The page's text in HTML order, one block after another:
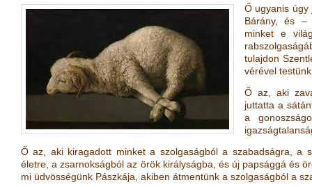
Ő ugyanis úgy
Bárány, és –
minket e
tulajdon
vérével
Ő az, aki
juttatta a
a
Ő az, aki kiragadott minket a szolgaságból a szabadságra, a
életre, a zsarnokságból az örök királyságba, és új papsággá és
mi üdvösségünk Pászkája, akiben átmentünk a szolgaságból a